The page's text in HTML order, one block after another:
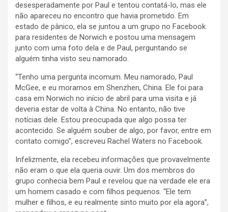
desesperadamente por Paul e tentou contatá-lo, mas ele
não apareceu no encontro que havia prometido. Em
estado de pânico, ela se juntou a um grupo no Facebook
para residentes de Norwich e postou uma mensagem
junto com uma foto dela e de Paul, perguntando se
alguém tinha visto seu namorado.
“Tenho uma pergunta incomum. Meu namorado, Paul
McGee, e eu moramos em Shenzhen, China. Ele foi para
casa em Norwich no início de abril para uma visita e já
deveria estar de volta à China. No entanto, não tive
notícias dele. Estou preocupada que algo possa ter
acontecido. Se alguém souber de algo, por favor, entre em
contato comigo”, escreveu Rachel Waters no Facebook.
Infelizmente, ela recebeu informações que provavelmente
não eram o que ela queria ouvir. Um dos membros do
grupo conhecia bem Paul e revelou que na verdade ele era
um homem casado e com filhos pequenos. “Ele tem
mulher e filhos, e eu realmente sinto muito por ela agora”,